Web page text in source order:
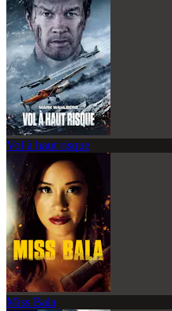
Vol à haut risque
Miss Bala